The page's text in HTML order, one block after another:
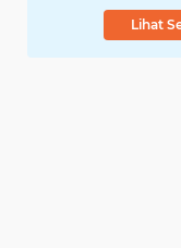
atas
yang
Lihat